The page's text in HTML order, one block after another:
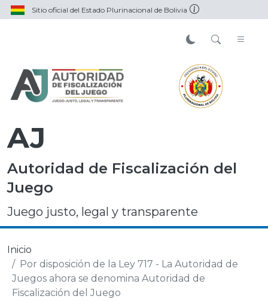
Sitio oficial del Estado Plurinacional de Bolivia
AJ
Autoridad de Fiscalización del
Juego
Juego justo, legal y transparente
Inicio
Por disposición de la Ley 717 - La Autoridad de
Juegos ahora se denomina Autoridad de
Fiscalización del Juego